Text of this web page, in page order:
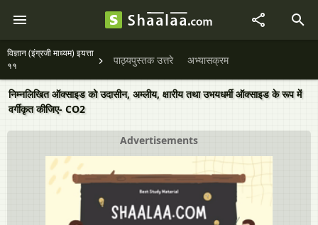
विज्ञान (इंग्रजी माध्यम) इयत्ता
११
पाठ्यपुस्तक उत्तरे अभ्यासक्रम
निम्नलिखित ऑक्साइड को उदासीन, अम्लीय, क्षारीय तथा उभयधर्मी ऑक्साइड के रूप में
वर्गीकृत कीजिए- CO2
Advertisements